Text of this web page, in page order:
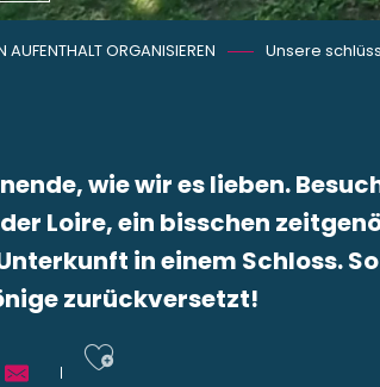
AUFENTHALT ORGANISIEREN Unsere
wie wir es lieben.
Loire, ein bisschen
in einem Schloss.
zurückversetzt!
Ajouter aux